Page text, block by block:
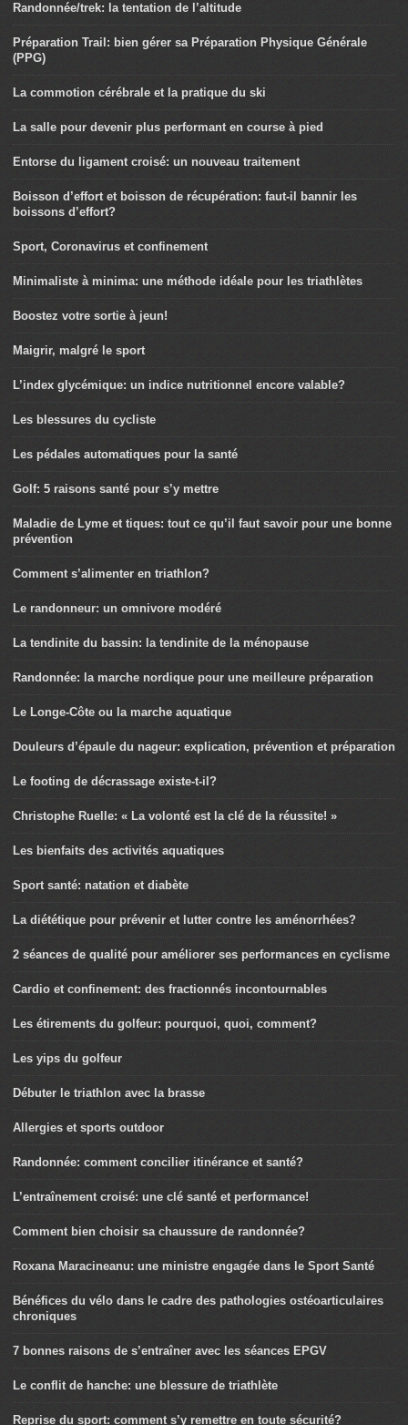
Randonnée/trek: la tentation de l’altitude
Préparation Trail: bien gérer sa Préparation Physique Générale
(PPG)
La commotion cérébrale et la pratique du ski
La salle pour devenir plus performant en course à pied
Entorse du ligament croisé: un nouveau traitement
Boisson d’effort et boisson de récupération: faut-il bannir les
boissons d’effort?
Sport, Coronavirus et confinement
Minimaliste à minima: une méthode idéale pour les triathlètes
Boostez votre sortie à jeun!
Maigrir, malgré le sport
L’index glycémique: un indice nutritionnel encore valable?
Les blessures du cycliste
Les pédales automatiques pour la santé
Golf: 5 raisons santé pour s’y mettre
Maladie de Lyme et tiques: tout ce qu’il faut savoir pour une bonne
prévention
Comment s’alimenter en triathlon?
Le randonneur: un omnivore modéré
La tendinite du bassin: la tendinite de la ménopause
Randonnée: la marche nordique pour une meilleure préparation
Le Longe-Côte ou la marche aquatique
Douleurs d’épaule du nageur: explication, prévention et préparation
Le footing de décrassage existe-t-il?
Christophe Ruelle: « La volonté est la clé de la réussite! »
Les bienfaits des activités aquatiques
Sport santé: natation et diabète
La diététique pour prévenir et lutter contre les aménorrhées?
2 séances de qualité pour améliorer ses performances en cyclisme
Cardio et confinement: des fractionnés incontournables
Les étirements du golfeur: pourquoi, quoi, comment?
Les yips du golfeur
Débuter le triathlon avec la brasse
Allergies et sports outdoor
Randonnée: comment concilier itinérance et santé?
L’entraînement croisé: une clé santé et performance!
Comment bien choisir sa chaussure de randonnée?
Roxana Maracineanu: une ministre engagée dans le Sport Santé
Bénéfices du vélo dans le cadre des pathologies ostéoarticulaires
chroniques
7 bonnes raisons de s’entraîner avec les séances EPGV
Le conflit de hanche: une blessure de triathlète
Reprise du sport: comment s’y remettre en toute sécurité?